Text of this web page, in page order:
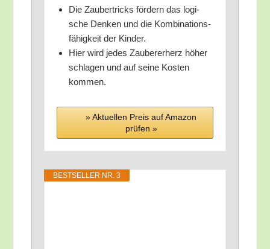
Die Zau­ber­tricks för­dern das logi­
sche Den­ken und die Kom­bi­na­ti­ons­
fä­hig­keit der Kinder.
Hier wird jedes Zau­be­rer­herz höher
schla­gen und auf sei­ne Kos­ten
kommen.
» Aktu­el­len Preis auf Ama­zon
prü­fen »
BEST­SEL­LER NR. 3